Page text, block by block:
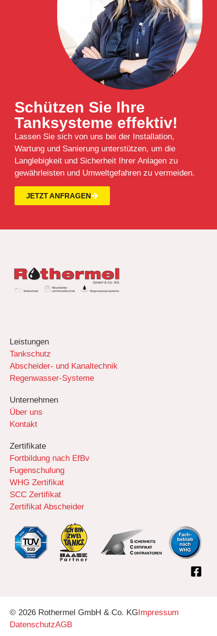
Schützen Sie Ihre
Tanksysteme effektiv!
Lassen Sie sich von uns bei der Installation,
Wartung und Sanierung unterstützen, um die
Langlebigkeit und Sicherheit Ihrer Anlagen zu
gewährleisten und Umweltgefahren zu vermeiden.
JETZT ANFRAGEN
Leistungen
Tankschutz
Abscheider- und Kanaltechnik
Regenwasser-Systeme
Unternehmen
Über uns
Kontakt
Zertifikate
Fortbildung nach EfBv
Fugenschulung
WHG Zertifikat
SCC Zertifikat
Zertifikat Abscheider
© 2026 Rothermel GmbH & Co. KG Impressum
DatenschutzAGB